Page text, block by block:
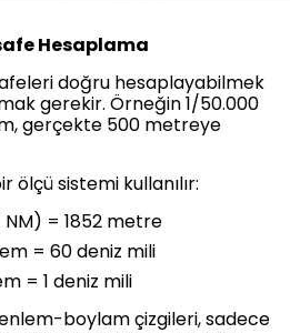
Hesaplama
doğru hesaplayabilmek
gerekir. Örneğin 1/50.000
gerçekte 500 metreye
ölçü sistemi kullanılır:
NM) = 1852 metre
= 60 deniz mili
= 1 deniz mili
boylam çizgileri, sadece